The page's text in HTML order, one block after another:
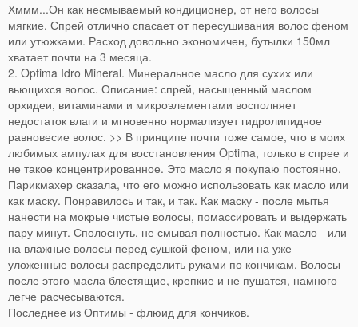
Хммм...Он как несмываемый кондиционер, от него волосы
мягкие. Спрей отлично спасает от пересушивания волос феном
или утюжками. Расход довольно экономичен, бутылки 150мл
хватает почти на 3 месяца.
2. Optima Idro Mineral. Минеральное масло для сухих или
вьющихся волос. Описание: спрей, насыщенный маслом
орхидеи, витаминами и микроэлементами восполняет
недостаток влаги и мгновенно нормализует гидролипидное
равновесие волос. >> В принципе почти тоже самое, что в моих
любимых ампулах для восстановления Optima, только в спрее и
не такое концентрированное. Это масло я покупаю постоянно.
Парикмахер сказала, что его можно использовать как масло или
как маску. Понравилось и так, и так. Как маску - после мытья
нанести на мокрые чистые волосы, помассировать и выдержать
пару минут. Сполоснуть, не смывая полностью. Как масло - или
на влажные волосы перед сушкой феном, или на уже
уложенные волосы распределить руками по кончикам. Волосы
после этого масла блестящие, крепкие и не пушатся, намного
легче расчесываются.
Последнее из Оптимы - флюид для кончиков.